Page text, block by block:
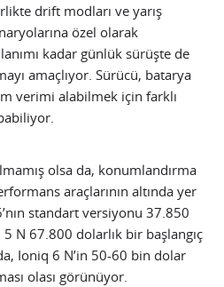
drift modları ve yarış
özel olarak
kadar günlük sürüşte de
amaçlıyor. Sürücü, batarya
verimi alabilmek için farklı
olsa da, konumlandırma
araçlarının altında yer
standart versiyonu 37.850
N 67.800 dolarlık bir başlangıç
Ioniq 6 N’in 50-60 bin dolar
olası görünüyor.